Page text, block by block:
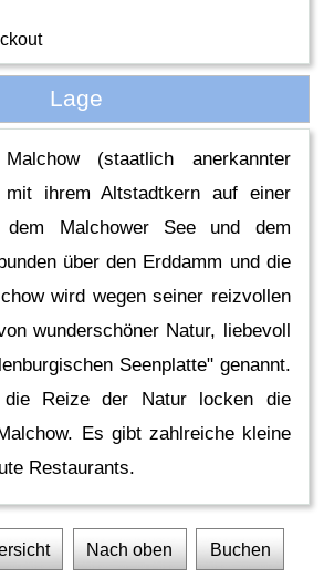
Lage
(staatlich anerkannter
mit ihrem Altstadtkern auf einer
dem Malchower See und dem
über den Erddamm und die
wird wegen seiner reizvollen
wunderschöner Natur, liebevoll
Seenplatte" genannt.
Reize der Natur locken die
Es gibt zahlreiche kleine
Restaurants.
Nach oben Buchen